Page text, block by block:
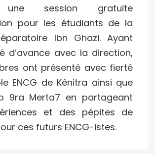
une session gratuite
pour les étudiants de la
Ibn Ghazi. Ayant
d’avance avec la direction,
ont présenté avec fierté
ENCG de Kénitra ainsi que
9ra Merta7 en partageant
et des pépites de
ces futurs ENCG-istes.